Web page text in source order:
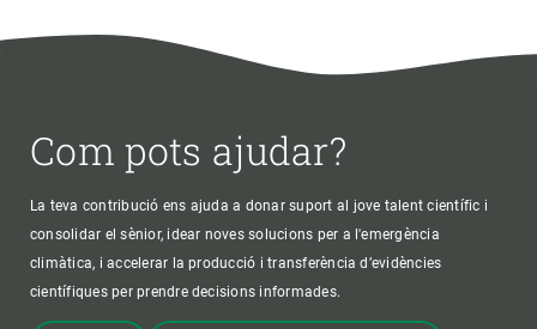
Com pots ajudar?
La teva contribució ens ajuda a donar suport al jove talent científic i
consolidar el sènior, idear noves solucions per a l'emergència
climàtica, i accelerar la producció i transferència d’evidències
científiques per prendre decisions informades.